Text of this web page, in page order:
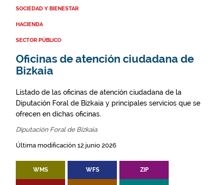
SOCIEDAD Y BIENESTAR
HACIENDA
SECTOR PÚBLICO
Oficinas de atención ciudadana de
Bizkaia
Listado de las oficinas de atención ciudadana de la
Diputación Foral de Bizkaia y principales servicios que se
ofrecen en dichas oficinas.
Diputación Foral de Bizkaia
Última modificación 12 junio 2026
WMS WFS ZIP